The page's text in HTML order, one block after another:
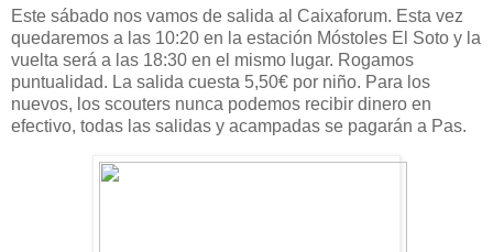
Este sábado nos vamos de salida al Caixaforum. Esta vez
quedaremos a las 10:20 en la estación Móstoles El Soto y la
vuelta será a las 18:30 en el mismo lugar. Rogamos
puntualidad. La salida cuesta 5,50€ por niño. Para los
nuevos, los scouters nunca podemos recibir dinero en
efectivo, todas las salidas y acampadas se pagarán a Pas.